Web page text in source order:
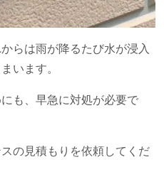
らは雨が降るたび水が浸入
います。
も、早急に対処が必要で
の見積もりを依頼してくだ